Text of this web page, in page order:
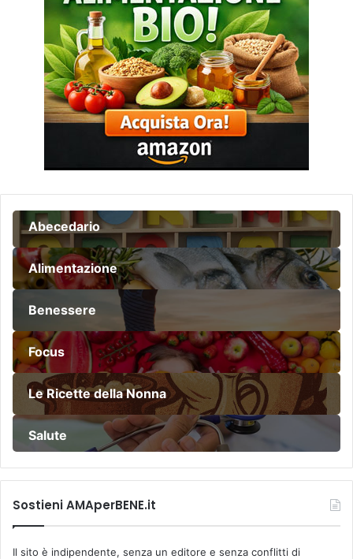
Abecedario
Alimentazione
Benessere
Focus
Le Ricette della Nonna
Salute
Sostieni AMAperBENE.it
Il sito è indipendente, senza un editore e senza conflitti di